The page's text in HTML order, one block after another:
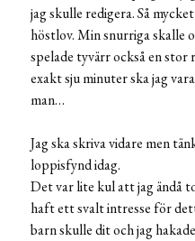
jag skulle redigera. Så
höstlov. Min snurriga skalle
spelade tyvärr också en stor
exakt sju minuter ska jag
man…
Jag ska skriva vidare men
loppisfynd idag.
Det var lite kul att jag ändå
haft ett svalt intresse för
barn skulle dit och jag